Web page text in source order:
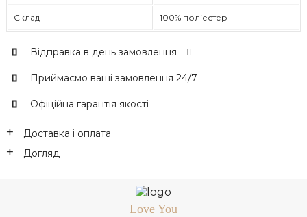
Склад 100% поліестер
Відправка в день замовлення
Приймаємо ваші замовлення 24/7
Офіційна гарантія якості
Доставка і оплата
Догляд
Love You